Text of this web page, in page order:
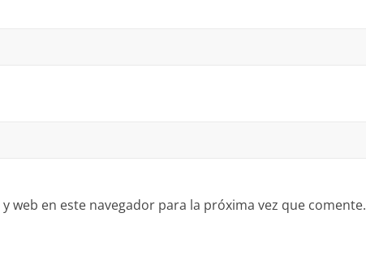
web en este navegador para la próxima vez que comente.